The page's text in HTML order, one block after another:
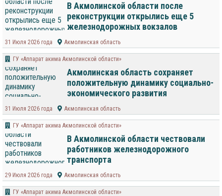
В Акмолинской области после
реконструкции открылись еще 5
железнодорожных вокзалов
31 Июля 2026 года Акмолинская область
ГУ «Аппарат акима Акмолинской области»
Акмолинская область сохраняет
положительную динамику социально-
экономического развития
31 Июля 2026 года Акмолинская область
ГУ «Аппарат акима Акмолинской области»
В Акмолинской области чествовали
работников железнодорожного
транспорта
29 Июля 2026 года Акмолинская область
ГУ «Аппарат акима Акмолинской области»